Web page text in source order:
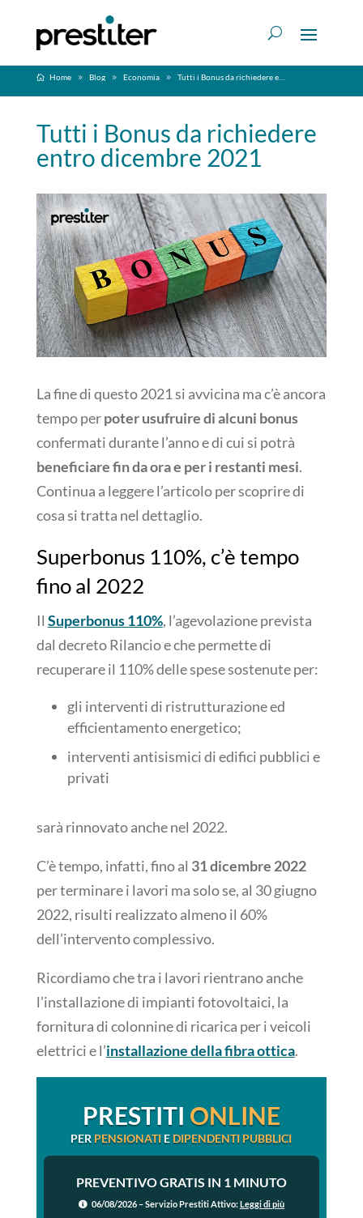
Home Blog Economia Tutti i Bonus da richiedere entro dicembre 2021
Tutti i Bonus da richiedere
entro dicembre 2021
La fine di questo 2021 si avvicina ma c’è ancora
tempo perpoter usufruire di alcuni bonus
confermati durante l’anno e di cui si potrà
beneficiare fin da ora e per i restanti mesi.
Continua a leggere l’articolo per scoprire di
cosa si tratta nel dettaglio.
Superbonus 110%, c’è tempo
fino al 2022
Il Superbonus 110%, l’agevolazione prevista
dal decreto Rilancio e che permette di
recuperare il 110% delle spese sostenute per:
gli interventi di ristrutturazione ed
efficientamento energetico;
interventi antisismici di edifici pubblici e
privati
sarà rinnovato anche nel 2022.
C’è tempo, infatti, fino al 31 dicembre 2022
per terminare i lavori ma solo se, al 30 giugno
2022, risulti realizzato almeno il 60%
dell’intervento complessivo.
Ricordiamo che tra i lavori rientrano anche
l’installazione di impianti fotovoltaici, la
fornitura di colonnine di ricarica per i veicoli
elettrici e l’installazione della fibra ottica.
PRESTITI ONLINE
PER PENSIONATI E DIPENDENTI PUBBLICI
PREVENTIVO GRATIS IN 1 MINUTO
06/08/2026 – Servizio Prestiti Attivo:Leggi di più